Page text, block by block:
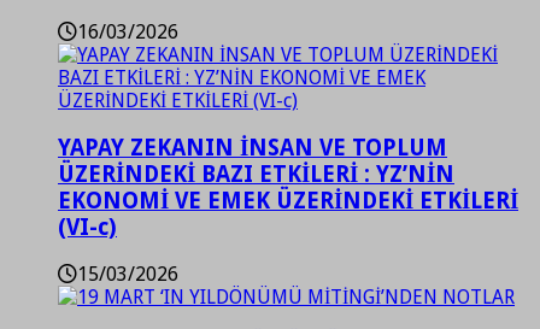
16/03/2026
YAPAY ZEKANIN İNSAN VE TOPLUM
ÜZERİNDEKİ BAZI ETKİLERİ : YZ’NİN
EKONOMİ VE EMEK ÜZERİNDEKİ ETKİLERİ
(VI-c)
15/03/2026